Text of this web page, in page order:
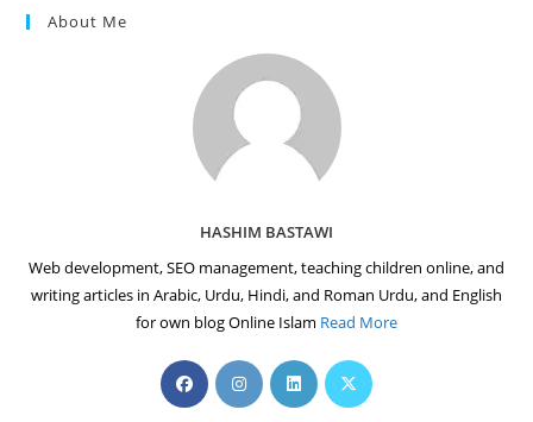
About Me
HASHIM BASTAWI
Web development, SEO management, teaching children online, and
writing articles in Arabic, Urdu, Hindi, and Roman Urdu, and English
for own blog Online Islam Read More
Opens
in
Opens
in
Opens
in
Opens